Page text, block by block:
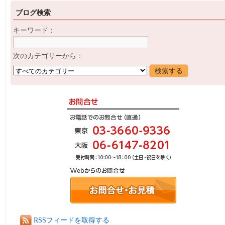
ブログ検索
キーワード：
次のカテゴリーから：
RSSフィードを取得する